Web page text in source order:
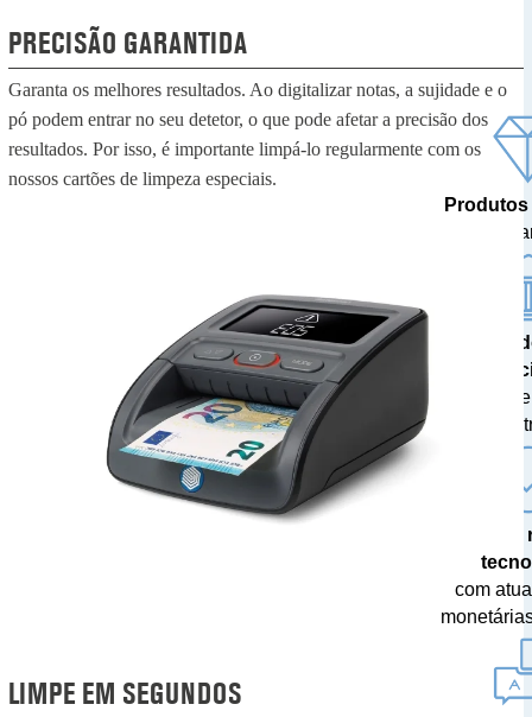
PRECISÃO GARANTIDA
Garanta os melhores resultados. Ao digitalizar notas, a sujidade e o
pó podem entrar no seu detetor, o que pode afetar a precisão dos
resultados. Por isso, é importante limpá-lo regularmente com os
nossos cartões de limpeza especiais.
LIMPE EM SEGUNDOS
feitos
testados
A
com